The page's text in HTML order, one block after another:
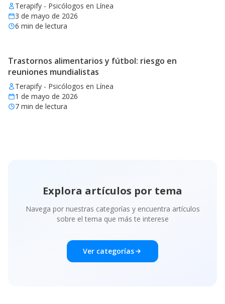
Terapify - Psicólogos en Línea
3 de mayo de 2026
6 min de lectura
Trastornos alimentarios y fútbol: riesgo en
reuniones mundialistas
Terapify - Psicólogos en Línea
1 de mayo de 2026
7 min de lectura
Explora artículos por tema
Navega por nuestras categorías y encuentra artículos
sobre el tema que más te interese
Ver categorías